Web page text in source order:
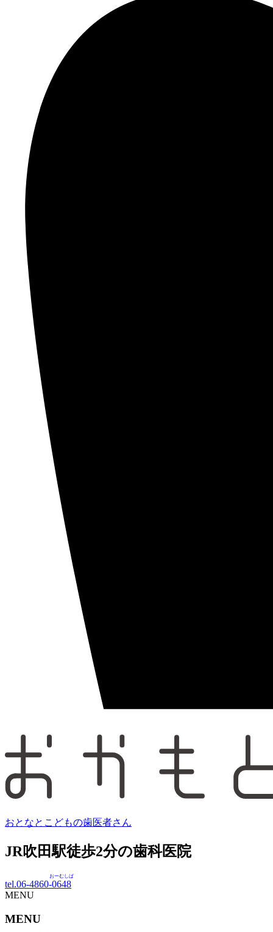
おとなとこどもの歯医者さん
JR吹田駅徒歩2分の歯科医院
tel.06-4860-0648
おーむしば
MENU
MENU